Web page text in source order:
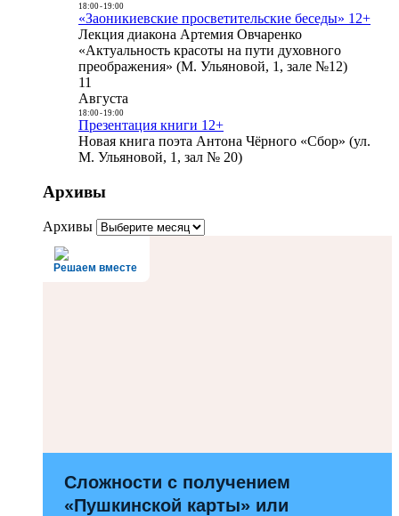
18:00- 19:00
«Заоникиевские просветительские беседы» 12+
Лекция диакона Артемия Овчаренко
«Актуальность красоты на пути духовного
преображения» (М. Ульяновой, 1, зале №12)
11
Августа
18:00- 19:00
Презентация книги 12+
Новая книга поэта Антона Чёрного «Сбор» (ул.
М. Ульяновой, 1, зал № 20)
Архивы
Архивы
Решаем вместе
Сложности с получением
«Пушкинской карты» или